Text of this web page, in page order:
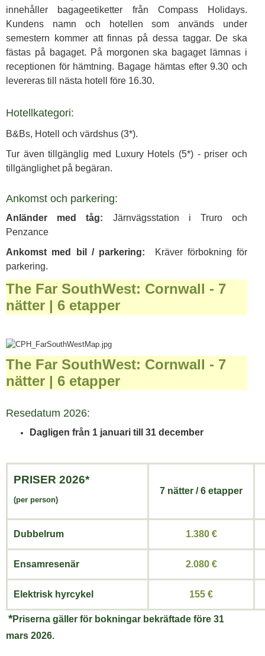
innehåller bagageetiketter från Compass Holidays.
Kundens namn och hotellen som används under
semestern kommer att finnas på dessa taggar. De ska
fästas på bagaget. På morgonen ska bagaget lämnas i
receptionen för hämtning. Bagage hämtas efter 9.30 och
levereras till nästa hotell före 16.30.
Hotellkategori:
B&Bs, Hotell och värdshus (3*).
Tur även tillgänglig med Luxury Hotels (5*) - priser och
tillgänglighet på begäran.
Ankomst och parkering:
Anländer med tåg: Järnvägsstation i Truro och
Penzance
Ankomst med bil / parkering: Kräver förbokning för
parkering.
The Far SouthWest: Cornwall - 7
nätter | 6 etapper
The Far SouthWest: Cornwall - 7
nätter | 6 etapper
Resedatum 2026:
Dagligen från 1 januari till 31 december
PRISER 2026*
(per person)
7 nätter /6 etapper
Dubbelrum 1.380 €
Ensamresenär 2.080 €
Elektrisk hyrcykel 155 €
*Priserna gäller för bokningar bekräftade före 31
mars 2026.